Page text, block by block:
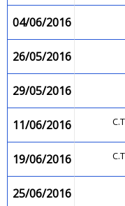
04/06/2016
26/05/2016
29/05/2016
11/06/2016
19/06/2016
25/06/2016